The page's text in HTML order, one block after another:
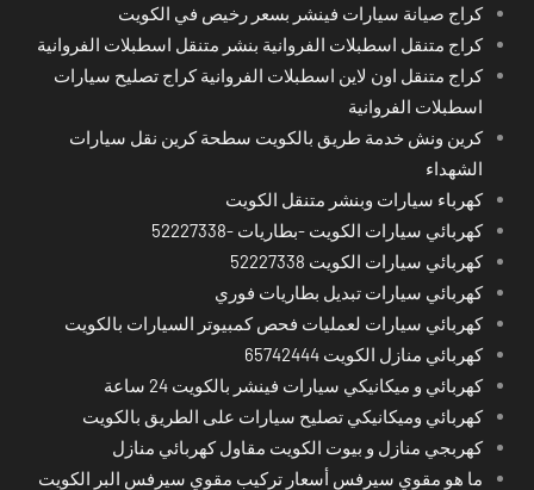
كراج صيانة سيارات فينشر بسعر رخيص في الكويت
كراج متنقل اسطبلات الفروانية بنشر متنقل اسطبلات الفروانية
كراج متنقل اون لاين اسطبلات الفروانية كراج تصليح سيارات
اسطبلات الفروانية
كرين ونش خدمة طريق بالكويت سطحة كرين نقل سيارات
الشهداء
كهرباء سيارات وبنشر متنقل الكويت
كهربائي سيارات الكويت -بطاريات -52227338
كهربائي سيارات الكويت 52227338
كهربائي سيارات تبديل بطاريات فوري
كهربائي سيارات لعمليات فحص كمبيوتر السيارات بالكويت
كهربائي منازل الكويت 65742444
كهربائي و ميكانيكي سيارات فينشر بالكويت 24 ساعة
كهربائي وميكانيكي تصليح سيارات على الطريق بالكويت
كهربجي منازل و بيوت الكويت مقاول كهربائي منازل
ما هو مقوي سيرفس أسعار تركيب مقوي سيرفس البر الكويت